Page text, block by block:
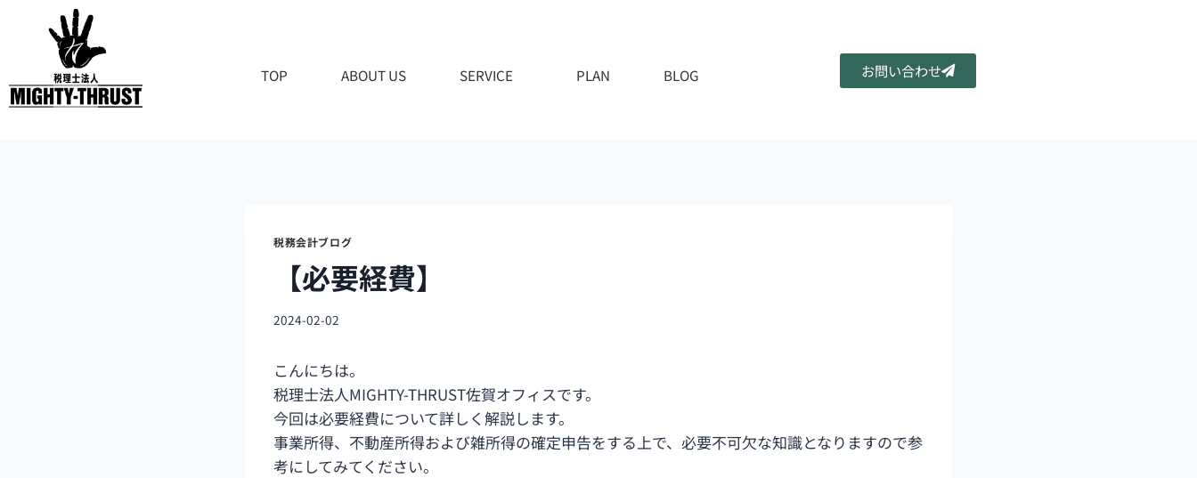
TOP ABOUT US SERVICE PLAN BLOG お問い合わせ
税務会計ブログ
【必要経費】
2024-02-02
こんにちは。
税理士法人MIGHTY-THRUST佐賀オフィスです。
今回は必要経費について詳しく解説します。
事業所得、不動産所得および雑所得の確定申告をする上で、必要不可欠な知識となりますので参
考にしてみてください。